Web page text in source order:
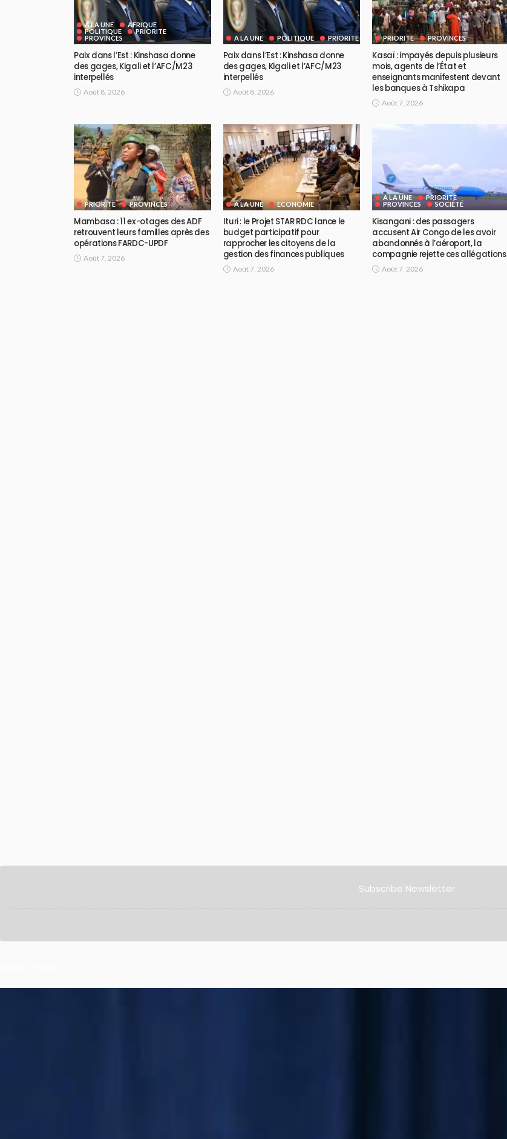
A LA UNE
AFRIQUE
POLITIQUE
PRIORITE
PROVINCES
Paix dans l’Est : Kinshasa donne
des gages, Kigali et l’AFC/M23
interpellés
Août 8, 2026
A LA UNE POLITIQUE PRIORITE
Paix dans l’Est : Kinshasa donne
des gages, Kigali et l’AFC/M23
interpellés
Août 8, 2026
PRIORITE PROVINCES
Kasaï : impayés depuis plusieurs
mois, agents de l’État et
enseignants manifestent devant
les banques à Tshikapa
Août 7, 2026
PRIORITE PROVINCES
Mambasa : 11 ex-otages des ADF
retrouvent leurs familles après des
opérations FARDC-UPDF
Août 7, 2026
A LA UNE ECONOMIE
Ituri : le Projet STAR RDC lance le
budget participatif pour
rapprocher les citoyens de la
gestion des finances publiques
Août 7, 2026
A LA UNE
PRIORITE
PROVINCES
SOCIÉTÉ
Kisangani : des passagers
accusent Air Congo de les avoir
abandonnés à l’aéroport, la
compagnie rejette ces allégations
Août 7, 2026
Subscribe Newsletter